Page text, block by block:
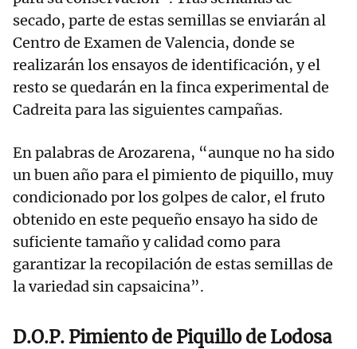
secado, parte de estas semillas se enviarán al
Centro de Examen de Valencia, donde se
realizarán los ensayos de identificación, y el
resto se quedarán en la finca experimental de
Cadreita para las siguientes campañas.
En palabras de Arozarena, “aunque no ha sido
un buen año para el pimiento de piquillo, muy
condicionado por los golpes de calor, el fruto
obtenido en este pequeño ensayo ha sido de
suficiente tamaño y calidad como para
garantizar la recopilación de estas semillas de
la variedad sin capsaicina”.
D.O.P. Pimiento de Piquillo de Lodosa